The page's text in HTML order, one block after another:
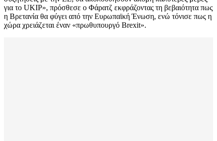
για το UKIP», πρόσθεσε ο Φάρατζ εκφράζοντας τη βεβαιότητα πως
η Βρετανία θα φύγει από την Ευρωπαϊκή Ένωση, ενώ τόνισε πως η
χώρα χρειάζεται έναν «πρωθυπουργό Brexit».